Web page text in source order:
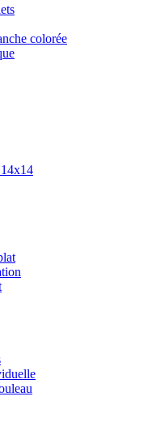
colorée